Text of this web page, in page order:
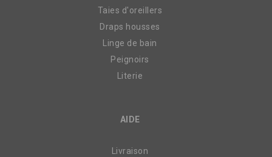
Taies d'oreillers
Draps housses
Linge de bain
Peignoirs
Literie
AIDE
Livraison